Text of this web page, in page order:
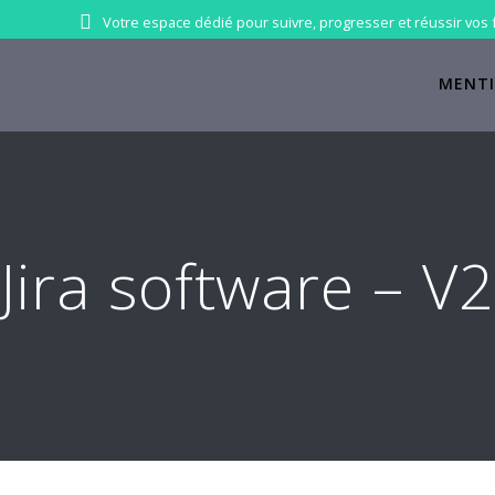
Votre espace dédié pour suivre, progresser et réussir vos
Jira software – V2